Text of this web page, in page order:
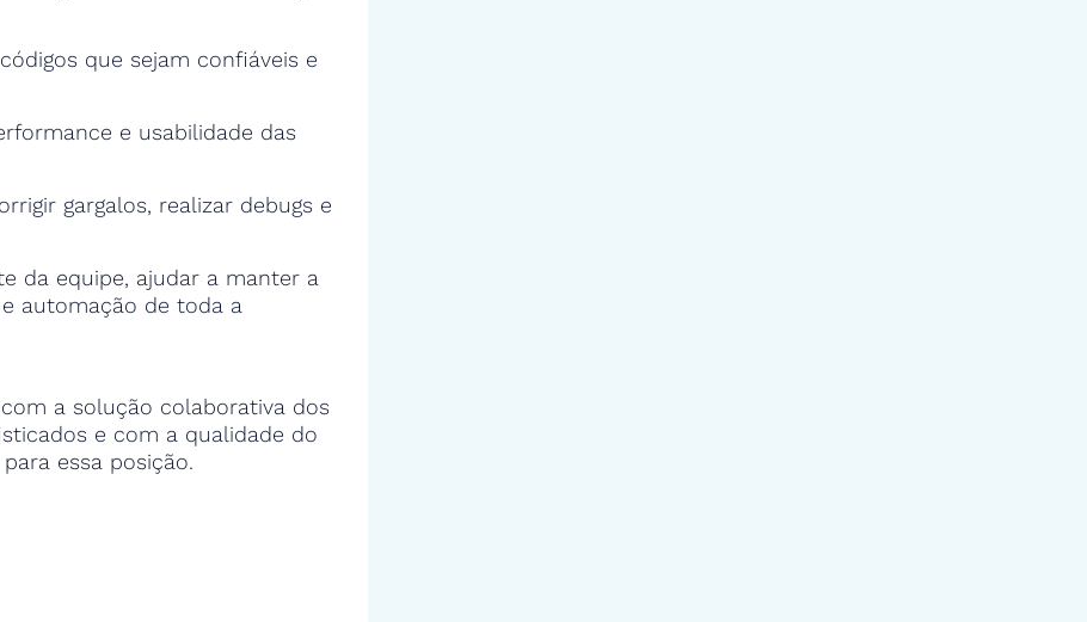
que sejam confiáveis e
e usabilidade das
gargalos, realizar debugs e
da equipe, ajudar a manter a
automação de toda a
a solução colaborativa dos
e com a qualidade do
essa posição.